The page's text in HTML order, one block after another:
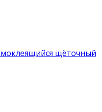
щёточный